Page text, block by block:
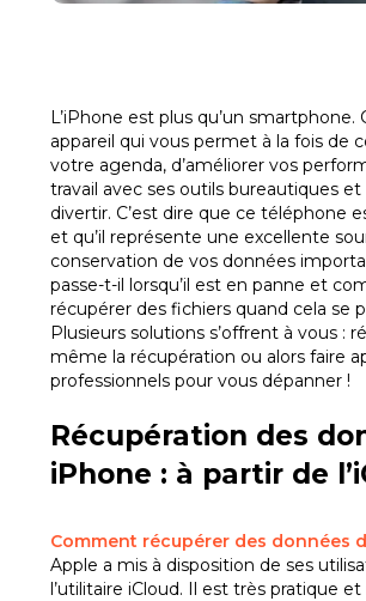
L’iPhone est plus qu’un smartphone.
appareil qui vous permet à la fois de
votre agenda, d’améliorer vos
travail avec ses outils bureautiques
divertir. C’est dire que ce téléphone
et qu’il représente une excellente
conservation de vos données
passe-t-il lorsqu’il est en panne et
récupérer des fichiers quand cela se
Plusieurs solutions s’offrent à vous :
même la récupération ou alors faire
professionnels pour vous dépanner !
Récupération des
iPhone : à partir de
Comment récupérer des données
Apple a mis à disposition de ses
l’utilitaire iCloud. Il est très pratique